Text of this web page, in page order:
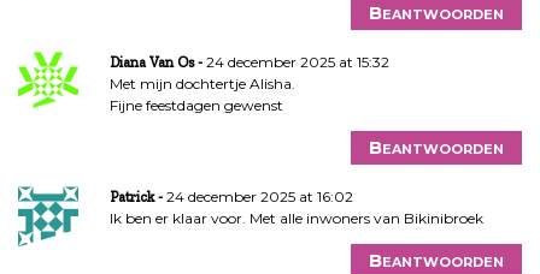
Beantwoorden
Diana Van Os
24 december 2025 at 15:32
Met mijn dochtertje Alisha.
Fijne feestdagen gewenst
Beantwoorden
Patrick
24 december 2025 at 16:02
Ik ben er klaar voor. Met alle inwoners van Bikinibroek
Beantwoorden